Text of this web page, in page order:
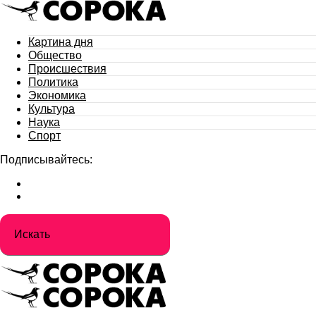
Картина дня
Общество
Происшествия
Политика
Экономика
Культура
Наука
Спорт
Подписывайтесь: